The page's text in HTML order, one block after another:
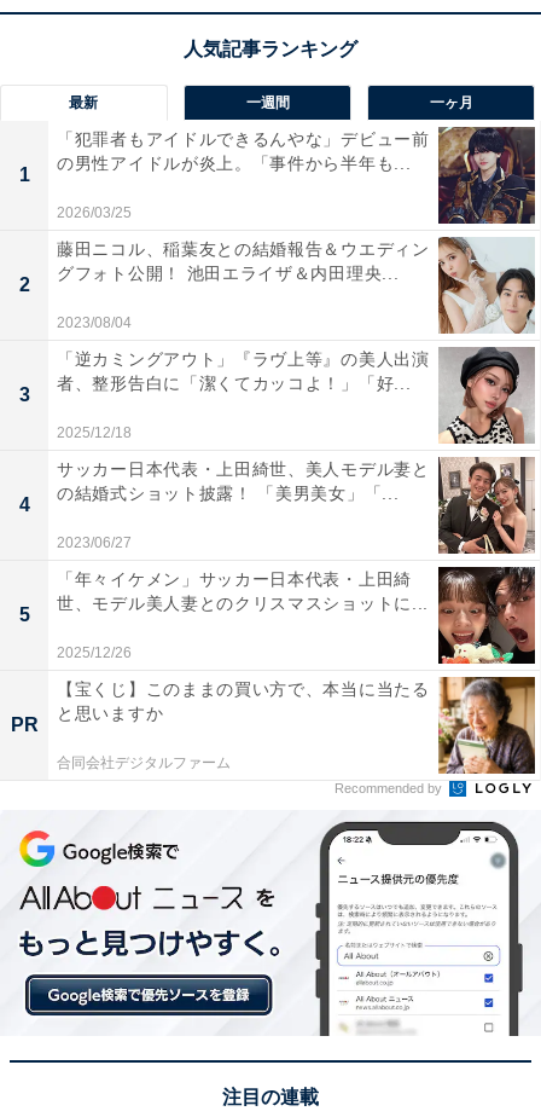
最新 一週間 一ヶ月
1
「犯罪者もアイドルできるんやな」デビュー前
の男性アイドルが炎上。「事件から半年も...
2026/03/25
2
藤田ニコル、稲葉友との結婚報告＆ウエディン
グフォト公開！ 池田エライザ＆内田理央...
2023/08/04
3
「逆カミングアウト」『ラヴ上等』の美人出演
者、整形告白に「潔くてカッコよ！」「好...
2025/12/18
4
サッカー日本代表・上田綺世、美人モデル妻と
の結婚式ショット披露！ 「美男美女」「...
2023/06/27
5
「年々イケメン」サッカー日本代表・上田綺
世、モデル美人妻とのクリスマスショットに...
2025/12/26
PR
【宝くじ】このままの買い方で、本当に当たる
と思いますか
合同会社デジタルファーム
Recommended by
注目の連載